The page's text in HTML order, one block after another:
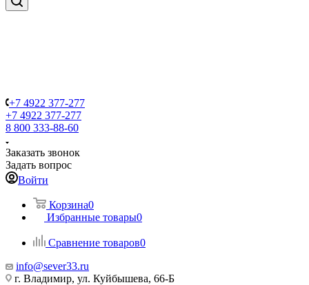
+7 4922 377-277
+7 4922 377-277
8 800 333-88-60
Заказать звонок
Задать вопрос
Войти
Корзина0
Избранные товары0
Сравнение товаров0
info@sever33.ru
г. Владимир, ул. Куйбышева, 66-Б